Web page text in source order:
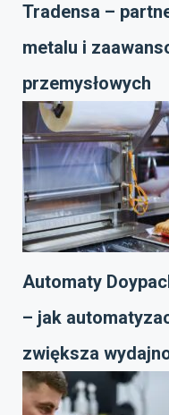
Tradensa –
metalu i
przemysłowych
Automaty
– jak
zwiększa